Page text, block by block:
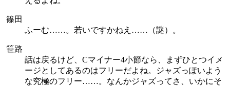
篠田
ふーむ……。若いですかねえ……（謎）。
笹路
話は戻るけど、Cマイナー4小節なら、まずひとつイメ
ージとしてあるのはフリーだよね。ジャズっぽいよう
な究極のフリー……。なんかジャズってさ、いかにそ